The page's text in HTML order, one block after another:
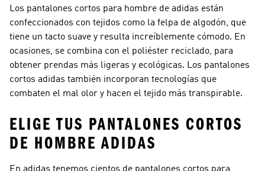
Los pantalones cortos para hombre de adidas están
confeccionados con tejidos como la felpa de algodón, que
tiene un tacto suave y resulta increíblemente cómodo. En
ocasiones, se combina con el poliéster reciclado, para
obtener prendas más ligeras y ecológicas. Los pantalones
cortos adidas también incorporan tecnologías que
combaten el mal olor y hacen el tejido más transpirable.
ELIGE TUS PANTALONES CORTOS
DE HOMBRE ADIDAS